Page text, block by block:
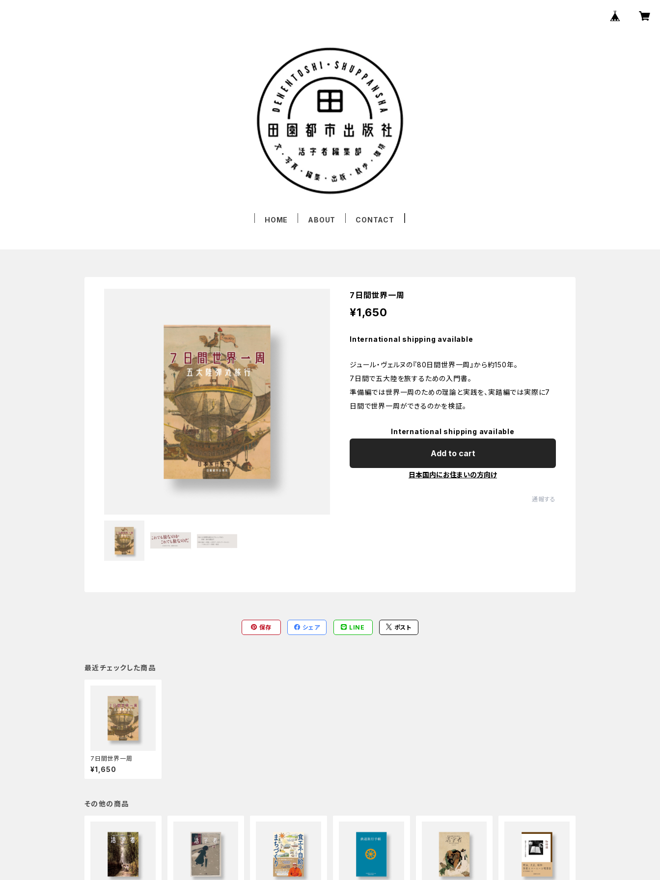
HOME ABOUT CONTACT
7日間世界一周
¥1,650
International shipping available
ジュール・ヴェルヌの『80日間世界一周』から約150年。
7日間で五大陸を旅するための入門書。
準備編では世界一周のための理論と実践を、実踏編では実際に7
日間で世界一周ができるのかを検証。
International shipping available
Add to cart
日本国内にお住まいの方向け
通報する
保存 シェア LINE ポスト
最近チェックした商品
7日間世界一周
¥1,650
その他の商品